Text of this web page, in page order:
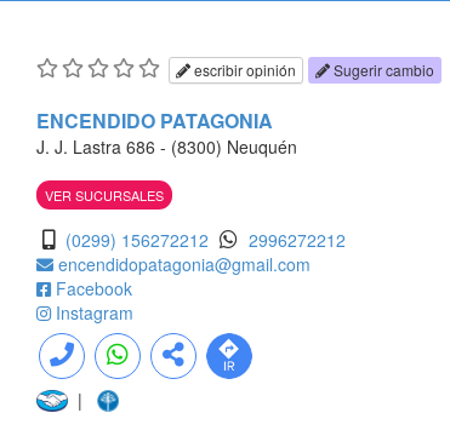
escribir opinión Sugerir cambio
ENCENDIDO PATAGONIA
J. J. Lastra 686 - (8300) Neuquén
VER SUCURSALES
(0299) 156272212
2996272212
encendidopatagonia@gmail.com
Facebook
Instagram
|